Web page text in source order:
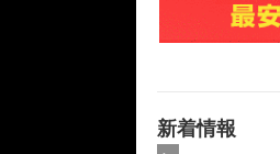
新着情報